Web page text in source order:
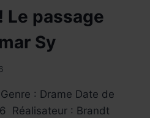
Le passage
Sy
: Drame Date de
Réalisateur : Brandt